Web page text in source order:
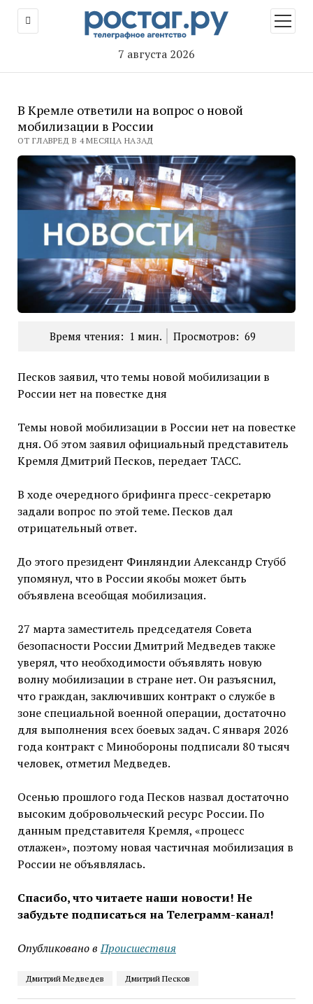
7 августа 2026
меню
В Кремле ответили на вопрос о новой
мобилизации в России
ОТ ГЛАВРЕД В 4 МЕСЯЦА НАЗАД
Время чтения: 1 мин. Просмотров: 69
Песков заявил, что темы новой мобилизации в
России нет на повестке дня
Темы новой мобилизации в России нет на повестке
дня. Об этом заявил официальный представитель
Кремля Дмитрий Песков, передает ТАСС.
В ходе очередного брифинга пресс-секретарю
задали вопрос по этой теме. Песков дал
отрицательный ответ.
До этого президент Финляндии Александр Стубб
упомянул, что в России якобы может быть
объявлена всеобщая мобилизация.
27 марта заместитель председателя Совета
безопасности России Дмитрий Медведев также
уверял, что необходимости объявлять новую
волну мобилизации в стране нет. Он разъяснил,
что граждан, заключивших контракт о службе в
зоне специальной военной операции, достаточно
для выполнения всех боевых задач. С января 2026
года контракт с Минобороны подписали 80 тысяч
человек, отметил Медведев.
Осенью прошлого года Песков назвал достаточно
высоким добровольческий ресурс России. По
данным представителя Кремля, «процесс
отлажен», поэтому новая частичная мобилизация в
России не объявлялась.
Спасибо, что читаете наши новости! Не
забудьте подписаться на Телеграмм-канал!
Опубликовано в Проиcшествия
Дмитрий Медведев Дмитрий Песков